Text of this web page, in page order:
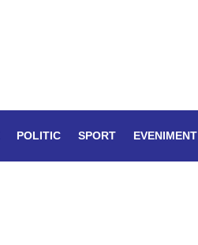
POLITIC SPORT EVENIMENT